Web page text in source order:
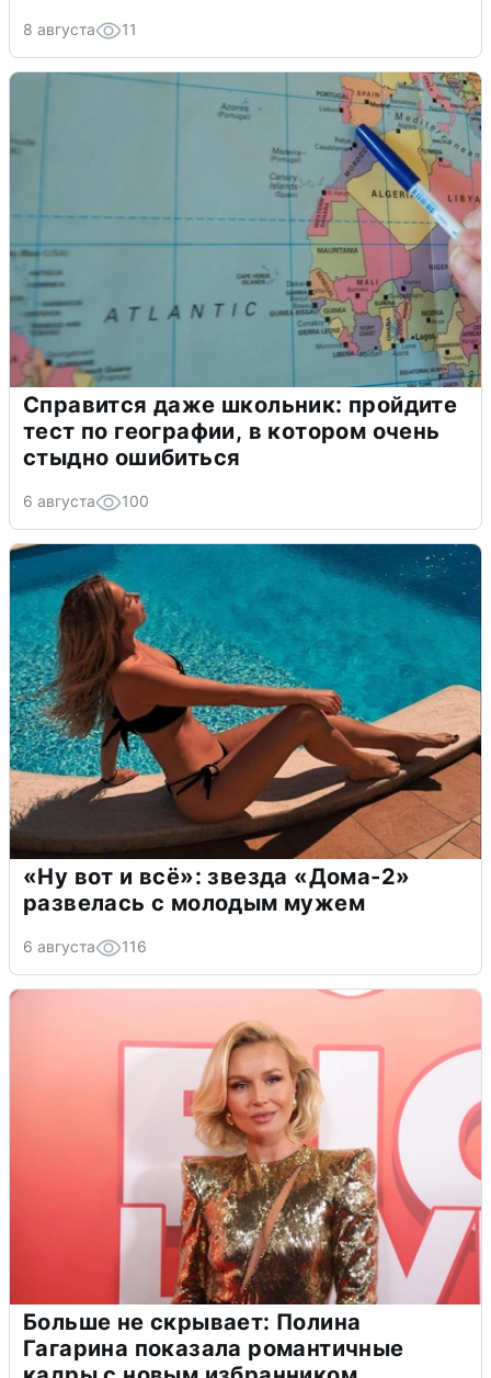
8 августа 11
Справится даже школьник: пройдите
тест по географии, в котором очень
стыдно ошибиться
6 августа 100
«Ну вот и всё»: звезда «Дома-2»
развелась с молодым мужем
6 августа 116
Больше не скрывает: Полина
Гагарина показала романтичные